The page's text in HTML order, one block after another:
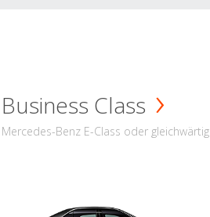
Business Class
Mercedes-Benz E-Class oder gleichwärtig